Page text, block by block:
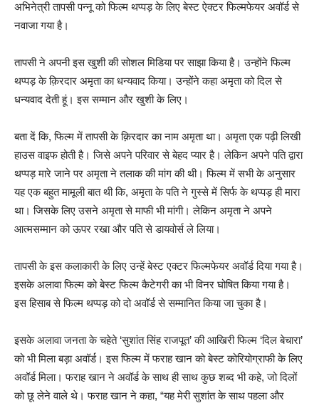
अभिनेत्री तापसी पन्नू को फिल्म थप्पड़ के लिए बेस्ट ऐक्टर फिल्मफेयर अवॉर्ड से
नवाजा गया है।
तापसी ने अपनी इस खुशी की सोशल मिडिया पर साझा किया है। उन्होंने फिल्म
थप्पड़ के क़िरदार अमृता का धन्यवाद किया। उन्होंने कहा अमृता को दिल से
धन्यवाद देती हूं। इस सम्मान और खुशी के लिए।
बता दें कि, फिल्म में तापसी के क़िरदार का नाम अमृता था। अमृता एक पढ़ी लिखी
हाउस वाइफ होती है। जिसे अपने परिवार से बेहद प्यार है। लेकिन अपने पति द्वारा
थप्पड़ मारे जाने पर अमृता ने तलाक की मांग की थी। फिल्म में सभी के अनुसार
यह एक बहुत मामूली बात थी कि, अमृता के पति ने गुस्से में सिर्फ के थप्पड़ ही मारा
था। जिसके लिए उसने अमृता से माफी भी मांगी। लेकिन अमृता ने अपने
आत्मसम्मान को ऊपर रखा और पति से डायवोर्स ले लिया।
तापसी के इस कलाकारी के लिए उन्हें बेस्ट एक्टर फिल्मफेयर अवॉर्ड दिया गया है।
इसके अलावा फिल्म को बेस्ट फिल्म कैटेगरी का भी विनर घोषित किया गया है।
इस हिसाब से फिल्म थप्पड़ को दो अवॉर्ड से सम्मानित किया जा चुका है।
इसके अलावा जनता के चहेते ‘सुशांत सिंह राजपूत’ की आखिरी फिल्म ‘दिल बेचारा’
को भी मिला बड़ा अवॉर्ड। इस फिल्म में फराह खान को बेस्ट कोरियोग्राफी के लिए
अवॉर्ड मिला। फराह खान ने अवॉर्ड के साथ ही साथ कुछ शब्द भी कहे, जो दिलों
को छू लेने वाले थे। फराह खान ने कहा, “यह मेरी सुशांत के साथ पहला और